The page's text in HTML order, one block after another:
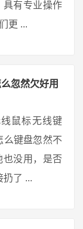
具有专业操作
更 ...
忽然欠好用
鼠标无线键
么键盘忽然不
也没用，是否
扔了 ...